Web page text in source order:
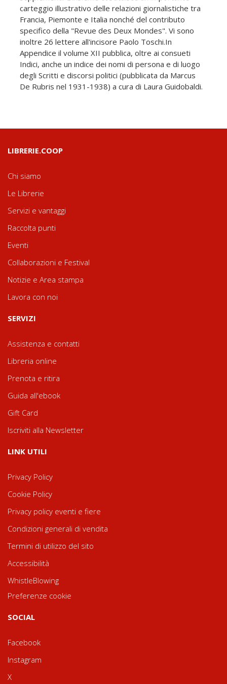
carteggio illustrativo delle relazioni giornalistiche tra
Francia, Piemonte e Italia nonché del contributo
specifico della "Revue des Deux Mondes". Vi sono
inoltre 26 lettere all'incisore Paolo Toschi.In
Appendice il volume XII pubblica, oltre ai consueti
Indici, anche un indice dei nomi di persona e di luogo
degli Scritti e discorsi politici (pubblicata da Marcus
De Rubris nel 1931-1938) a cura di Laura Guidobaldi.
LIBRERIE.COOP
Chi siamo
Le Librerie
Servizi e vantaggi
Raccolta punti
Eventi
Collaborazioni e Festival
Notizie e Area stampa
Lavora con noi
SERVIZI
Assistenza e contatti
Libreria online
Prenota e ritira
Guida all'ebook
Gift Card
Iscriviti alla Newsletter
LINK UTILI
Privacy Policy
Cookie Policy
Privacy policy eventi e fiere
Condizioni generali di vendita
Termini di utilizzo del sito
Accessibilità
WhistleBlowing
Preferenze cookie
SOCIAL
Facebook
Instagram
X